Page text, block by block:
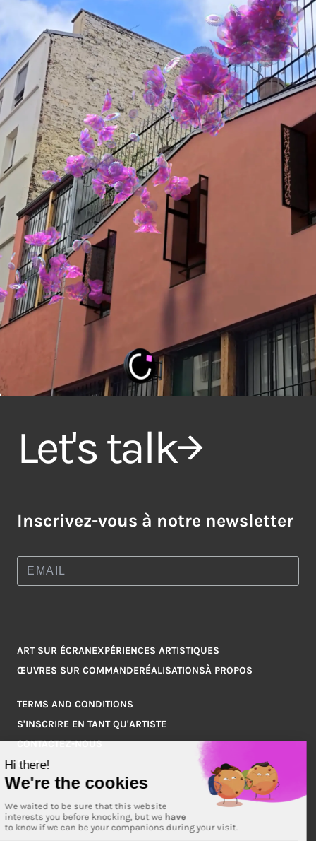
Let's talk
Inscrivez-vous à notre newsletter
ART SUR ÉCRANEXPÉRIENCES ARTISTIQUES
ŒUVRES SUR COMMANDERÉALISATIONSÀ PROPOS
TERMS AND CONDITIONS
S'INSCRIRE EN TANT QU'ARTISTE
CONTACTEZ-NOUS
Q&A